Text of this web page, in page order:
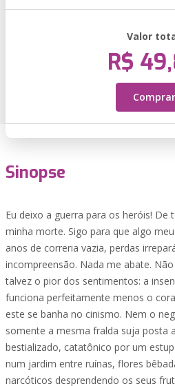
Valor
R$
Comprar
Sinopse
Eu deixo a guerra para os heróis!
minha morte. Sigo para que algo
anos de correria vazia, perdas
incompreensão. Nada me abate.
talvez o pior dos sentimentos: a
funciona perfeitamente menos o
este se banha no cinismo. Nem o
somente a mesma fralda suja posta
bestializado, catatônico por um
num jardim entre ruínas, flores
narcóticos desprendendo os seus